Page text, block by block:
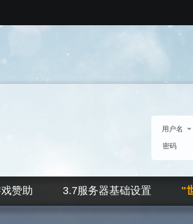
用户名
密码
赞助 3.7服务器基础设置 "